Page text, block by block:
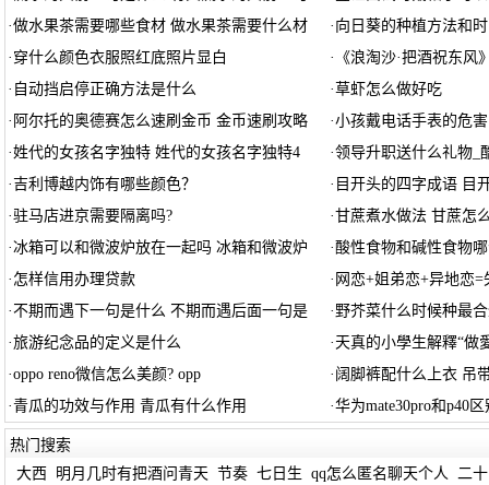
·做水果茶需要哪些食材 做水果茶需要什么材 · 向日葵的种植方法和
· 穿什么颜色衣服照红底照片显白 · 《浪淘沙·把酒祝东风
· 自动挡启停正确方法是什么 ·草虾怎么做好吃
· 阿尔托的奥德赛怎么速刷金币 金币速刷攻略 ·小孩戴电话手表的危
·姓代的女孩名字独特 姓代的女孩名字独特4 ·领导升职送什么礼物_
·吉利博越内饰有哪些颜色？ · 目开头的四字成语 目
·驻马店进京需要隔离吗? ·甘蔗煮水做法 甘蔗怎
·冰箱可以和微波炉放在一起吗 冰箱和微波炉 ·酸性食物和碱性食物
· 怎样信用办理贷款 · 网恋+姐弟恋+异地恋=
·不期而遇下一句是什么 不期而遇后面一句是 · 野芥菜什么时候种最
·旅游纪念品的定义是什么 · 天真的小學生解釋“做
·oppo reno微信怎么美颜? opp · 阔脚裤配什么上衣 吊
·青瓜的功效与作用 青瓜有什么作用 ·华为mate30pro和p40
热门搜索
大西
明月几时有把酒问青天 节奏 七日生 qq怎么匿名聊天个人 二